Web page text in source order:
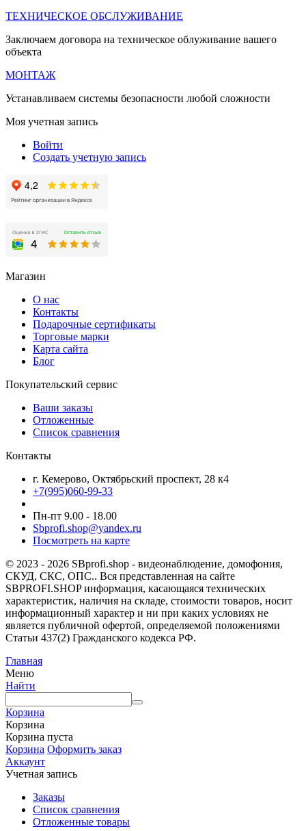
ТЕХНИЧЕСКОЕ ОБСЛУЖИВАНИЕ
Заключаем договора на техническое облуживание вашего
объекта
МОНТАЖ
Устанавливаем системы безопасности любой сложности
Моя учетная запись
Войти
Создать учетную запись
Магазин
О нас
Контакты
Подарочные сертификаты
Торговые марки
Карта сайта
Блог
Покупательский сервис
Ваши заказы
Отложенные
Список сравнения
Контакты
г. Кемерово, Октябрьский проспект, 28 к4
+7(995)060-99-33
Пн-пт 9.00 - 18.00
Sbprofi.shop@yandex.ru
Посмотреть на карте
© 2023 - 2026 SBprofi.shop - видеонаблюдение, домофония,
СКУД, СКС, ОПС.. Вся представленная на сайте
SBPROFI.SHOP информация, касающаяся технических
характеристик, наличия на складе, стоимости товаров, носит
информационный характер и ни при каких условиях не
является публичной офертой, определяемой положениями
Статьи 437(2) Гражданского кодекса РФ.
Главная
Меню
Найти
Корзина
Корзина
Корзина пуста
Корзина Оформить заказ
Аккаунт
Учетная запись
Заказы
Список сравнения
Отложенные товары